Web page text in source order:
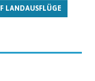
LANDAUSFLÜGE